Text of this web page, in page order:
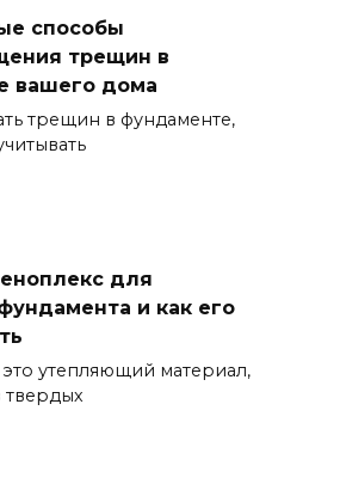
вашего дома
трещин в фундаменте,
утепляющий материал,